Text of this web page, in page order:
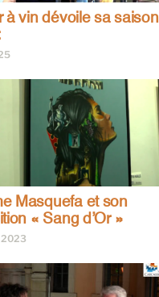
à vin dévoile sa saison
Masquefa et son
« Sang d’Or »